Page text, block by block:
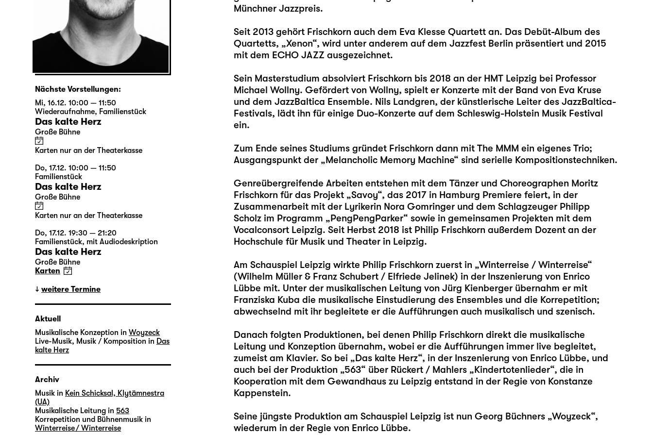
Münchner Jazzpreis.
Seit 2013 gehört Frischkorn auch dem Eva Klesse Quartett an. Das Debüt-Album des
Quartetts, „Xenon“, wird unter anderem auf dem Jazzfest Berlin präsentiert und 2015
mit dem ECHO JAZZ ausgezeichnet.
Sein Masterstudium absolviert Frischkorn bis 2018 an der HMT Leipzig bei Professor
Michael Wollny. Gefördert von Wollny, spielt er Konzerte mit der Band von Eva Kruse
und dem JazzBaltica Ensemble. Nils Landgren, der künstlerische Leiter des JazzBaltica-
Festivals, lädt ihn für einige Duo-Konzerte auf dem Schleswig-Holstein Musik Festival
ein.
Zum Ende seines Studiums gründet Frischkorn dann mit The MMM ein eigenes Trio;
Ausgangspunkt der „Melancholic Memory Machine“ sind serielle Kompositionstechniken.
Genreübergreifende Arbeiten entstehen mit dem Tänzer und Choreographen Moritz
Frischkorn für das Projekt „Savoy“, das 2017 in Hamburg Premiere feiert, in der
Zusammenarbeit mit der Lyrikerin Nora Gomringer und dem Schlagzeuger Philipp
Scholz im Programm „PengPengParker“ sowie in gemeinsamen Projekten mit dem
Vocalconsort Leipzig. Seit Herbst 2018 ist Philip Frischkorn außerdem Dozent an der
Hochschule für Musik und Theater in Leipzig.
Am Schauspiel Leipzig wirkte Philip Frischkorn zuerst in „Winterreise / Winterreise“
(Wilhelm Müller & Franz Schubert / Elfriede Jelinek) in der Inszenierung von Enrico
Lübbe mit. Unter der musikalischen Leitung von Jürg Kienberger übernahm er mit
Franziska Kuba die musikalische Einstudierung des Ensembles und die Korrepetition;
abwechselnd mit ihr begleitete er die Aufführungen auch musikalisch und szenisch.
Danach folgten Produktionen, bei denen Philip Frischkorn direkt die musikalische
Leitung und Konzeption übernahm, wobei er die Aufführungen immer live begleitet,
zumeist am Klavier. So bei „Das kalte Herz“, in der Inszenierung von Enrico Lübbe, und
auch bei der Produktion „563“ über Rückert / Mahlers „Kindertotenlieder“, die in
Kooperation mit dem Gewandhaus zu Leipzig entstand in der Regie von Konstanze
Kappenstein.
Seine jüngste Produktion am Schauspiel Leipzig ist nun Georg Büchners „Woyzeck“,
wiederum in der Regie von Enrico Lübbe.
Nächste Vorstellungen:
Mi, 16.12. 10:00 — 11:50
Wiederaufnahme, Familienstück
Das kalte Herz
Große Bühne
Karten nur an der Theaterkasse
Do, 17.12. 10:00 — 11:50
Familienstück
Das kalte Herz
Große Bühne
Karten nur an der Theaterkasse
Do, 17.12. 19:30 — 21:20
Familienstück, mit Audiodeskription
Das kalte Herz
Große Bühne
Karten
weitere Termine
Aktuell
Musikalische Konzeption in Woyzeck
Live-Musik, Musik / Komposition in Das
kalte Herz
Archiv
Musik in Kein Schicksal, Klytämnestra
(UA)
Musikalische Leitung in 563
Korrepetition und Bühnenmusik in
Winterreise / Winterreise